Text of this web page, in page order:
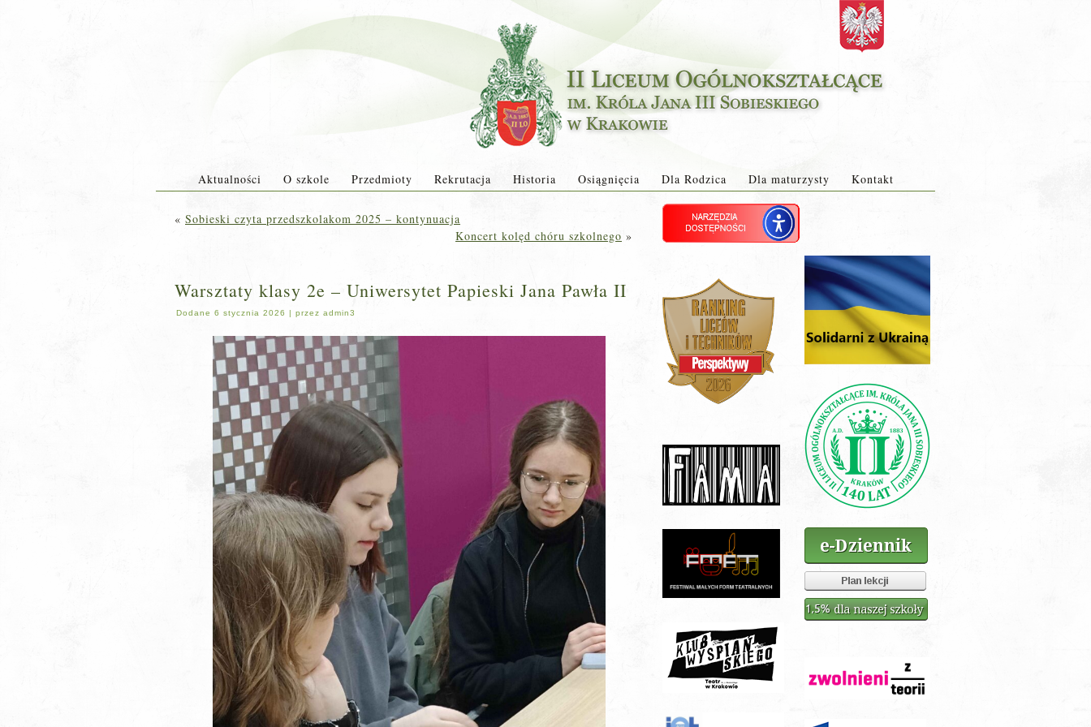
Aktualności O szkole Przedmioty Rekrutacja Historia Osiągnięcia Dla Rodzica Dla maturzysty Kontakt
« Sobieski czyta przedszkolakom 2025 – kontynuacja
Koncert kolęd chóru szkolnego »
Warsztaty klasy 2e – Uniwersytet Papieski Jana Pawła II
Dodane 6 stycznia 2026 | przez admin3